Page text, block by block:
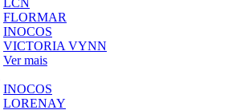
FLORMAR
INOCOS
VICTORIA VYNN
Ver mais
INOCOS
LORENAY